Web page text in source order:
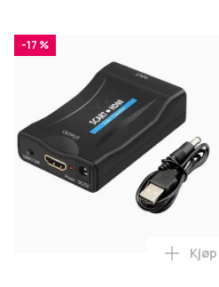
-17 %
Kjøp